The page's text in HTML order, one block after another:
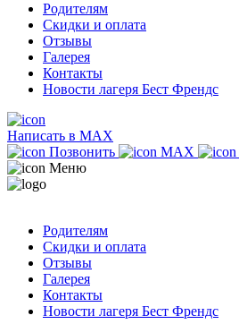
Родителям
Скидки и оплата
Отзывы
Галерея
Контакты
Новости лагеря Бест Френдс
Написать в MAX
Позвонить
MAX
Меню
Родителям
Скидки и оплата
Отзывы
Галерея
Контакты
Новости лагеря Бест Френдс